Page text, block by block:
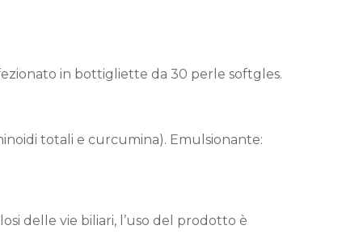
in bottigliette da 30 perle softgles.
totali e curcumina). Emulsionante:
delle vie biliari, l’uso del prodotto è